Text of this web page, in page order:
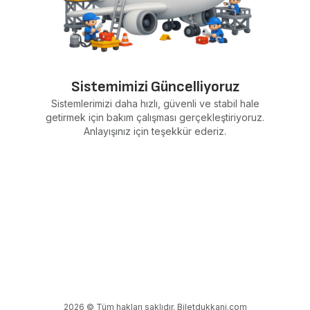
Sistemimizi Güncelliyoruz
Sistemlerimizi daha hızlı, güvenli ve stabil hale
getirmek için bakım çalışması gerçekleştiriyoruz.
Anlayışınız için teşekkür ederiz.
2026 © Tüm hakları saklıdır. Biletdukkani.com